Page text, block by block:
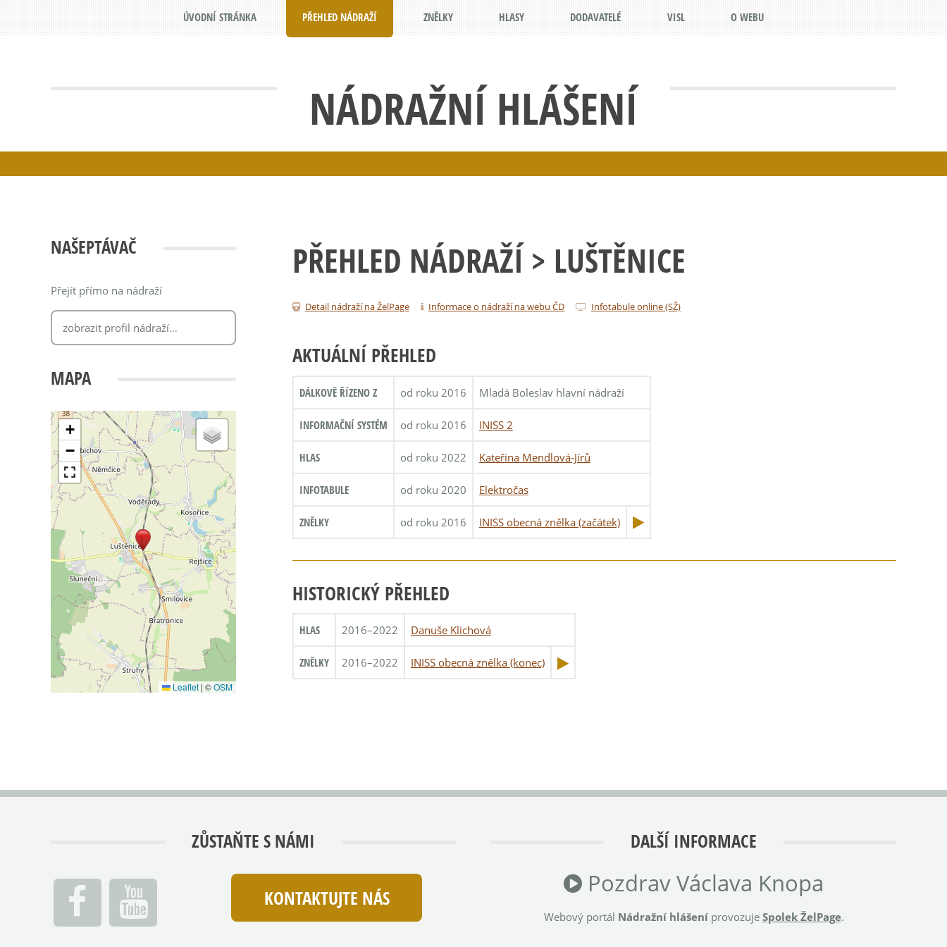
NÁDRAŽNÍ HLÁŠENÍ
ÚVODNÍ STRÁNKA PŘEHLED NÁDRAŽÍ ZNĚLKY HLASY DODAVATELÉ VISL O WEBU
NAŠEPTÁVAČ
Přejít přímo na nádraží
MAPA
+
−
Leaflet | ©OSM
PŘEHLED NÁDRAŽÍ > LUŠTĚNICE
Detail nádraží na ŽelPage Informace o nádraží na webu ČD Infotabule online (SŽ)
AKTUÁLNÍ PŘEHLED
DÁLKOVĚ ŘÍZENO Z od roku 2016 Mladá Boleslav hlavní nádraží
INFORMAČNÍ SYSTÉM od roku 2016 INISS 2
HLAS od roku 2022 Kateřina Mendlová-Jírů
INFOTABULE od roku 2020 Elektročas
ZNĚLKY od roku 2016 INISS obecná znělka (začátek)
HISTORICKÝ PŘEHLED
HLAS 2016–2022 Danuše Klichová
ZNĚLKY 2016–2022 INISS obecná znělka (konec)
ZŮSTAŇTE S NÁMI
KONTAKTUJTE NÁS
DALŠÍ INFORMACE
Pozdrav Václava Knopa
Webový portál Nádražní hlášeníprovozuje Spolek ŽelPage.